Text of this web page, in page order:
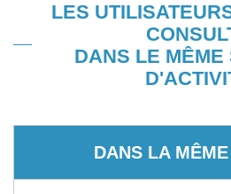
LES
DANS LE MÊME
DANS LA